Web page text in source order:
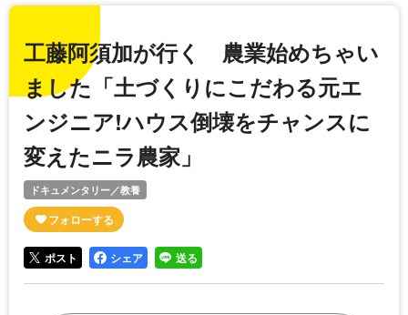
工藤阿須加が行く 農業始めちゃい
ました「土づくりにこだわる元エ
ンジニア!ハウス倒壊をチャンスに
変えたニラ農家」
ドキュメンタリー／教養
ポスト シェア 送る